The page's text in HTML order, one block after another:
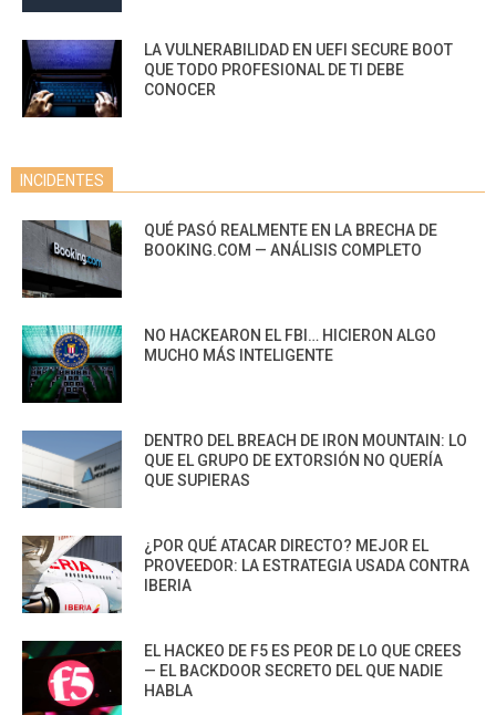
LA VULNERABILIDAD EN UEFI SECURE BOOT
QUE TODO PROFESIONAL DE TI DEBE
CONOCER
INCIDENTES
QUÉ PASÓ REALMENTE EN LA BRECHA DE
BOOKING.COM — ANÁLISIS COMPLETO
NO HACKEARON EL FBI… HICIERON ALGO
MUCHO MÁS INTELIGENTE
DENTRO DEL BREACH DE IRON MOUNTAIN: LO
QUE EL GRUPO DE EXTORSIÓN NO QUERÍA
QUE SUPIERAS
¿POR QUÉ ATACAR DIRECTO? MEJOR EL
PROVEEDOR: LA ESTRATEGIA USADA CONTRA
IBERIA
EL HACKEO DE F5 ES PEOR DE LO QUE CREES
— EL BACKDOOR SECRETO DEL QUE NADIE
HABLA